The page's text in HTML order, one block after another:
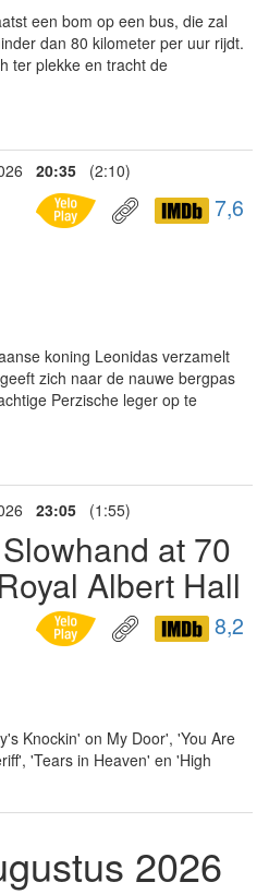
een bom op een bus, die zal
dan 80 kilometer per uur rijdt.
ter plekke en tracht de
20:35 (2:10)
7,6
koning Leonidas verzamelt
zich naar de nauwe bergpas
Perzische leger op te
23:05 (1:55)
at 70
Albert Hall
8,2
Knockin' on My Door', 'You Are
'Tears in Heaven' en 'High
2026